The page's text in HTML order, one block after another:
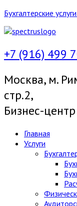
Бухгалтерские
+7 (916) 499
Москва, м.
стр.2,
Бизнес-
Меню Главная
Услуги